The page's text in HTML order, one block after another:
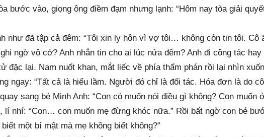
bước vào, giọng ông điềm đạm nhưng lạnh: “Hôm nay tòa giải
như đã tập cả đêm: “Tôi xin ly hôn vì vợ tôi… không còn tin tôi.
ngờ vô cớ? Anh nhắn tin cho ai lúc nửa đêm? Anh đi công tác
đặc lại. Nam nuốt khan, mắt liếc về phía thẩm phán rồi lại nhìn
ngay: “Tất cả là hiểu lầm. Người đó chỉ là đối tác. Hóa đơn là do
sang bé Minh Anh: “Con có muốn nói điều gì không? Con muốn
lí nhí: “Con… con muốn mẹ đừng khóc nữa.” Rồi bất ngờ con bé
một bí mật mà mẹ không biết không?”